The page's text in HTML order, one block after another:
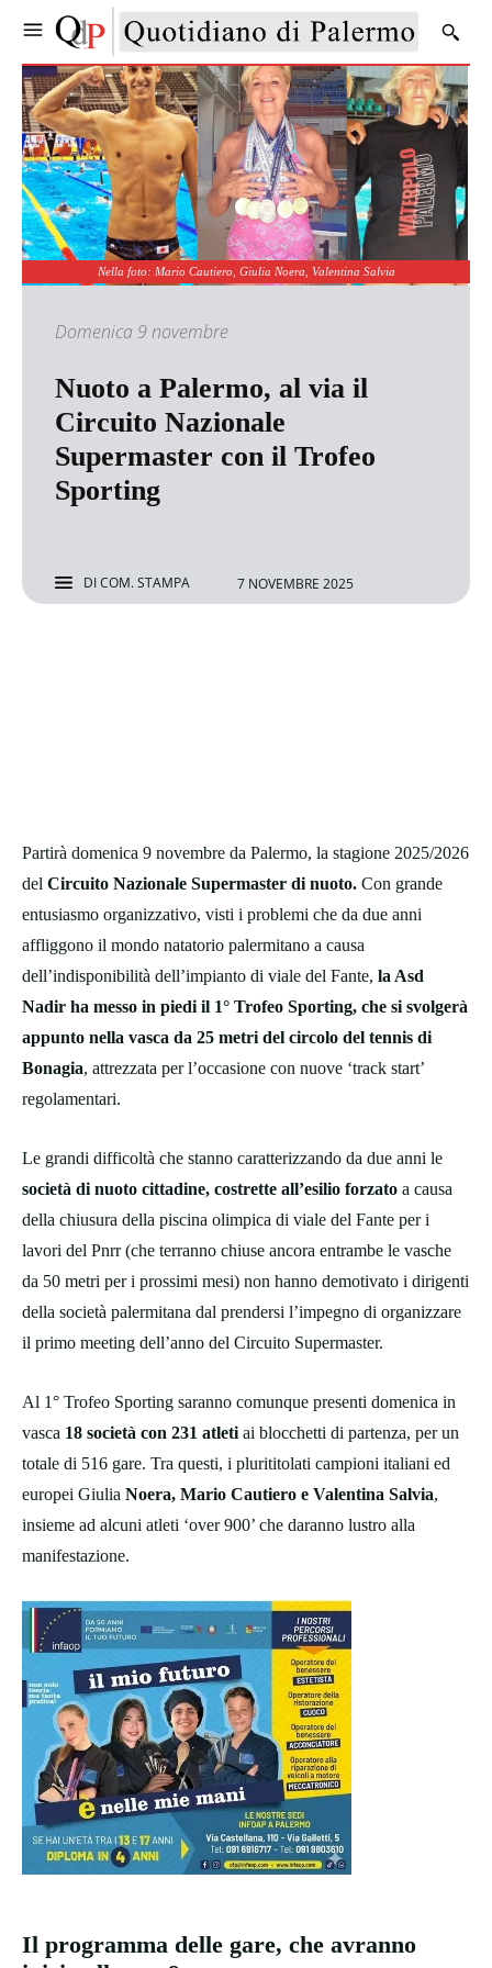
Nella foto: Mario Cautiero, Giulia Noera, Valentina Salvia
Domenica 9 novembre
Nuoto a Palermo, al via il
Circuito Nazionale
Supermaster con il Trofeo
Sporting
DICOM. STAMPA 7 NOVEMBRE 2025
Partirà domenica 9 novembre da Palermo, la stagione 2025/2026
del Circuito Nazionale Supermaster di nuoto. Con grande
entusiasmo organizzativo, visti i problemi che da due anni
affliggono il mondo natatorio palermitano a causa
dell’indisponibilità dell’impianto di viale del Fante, la Asd
Nadir ha messo in piedi il 1° Trofeo Sporting, che si svolgerà
appunto nella vasca da 25 metri del circolo del tennis di
Bonagia, attrezzata per l’occasione con nuove ‘track start’
regolamentari.
Le grandi difficoltà che stanno caratterizzando da due anni le
società di nuoto cittadine, costrette all’esilio forzato a causa
della chiusura della piscina olimpica di viale del Fante per i
lavori del Pnrr (che terranno chiuse ancora entrambe le vasche
da 50 metri per i prossimi mesi) non hanno demotivato i dirigenti
della società palermitana dal prendersi l’impegno di organizzare
il primo meeting dell’anno del Circuito Supermaster.
Al 1° Trofeo Sporting saranno comunque presenti domenica in
vasca 18 società con 231 atleti ai blocchetti di partenza, per un
totale di 516 gare. Tra questi, i plurititolati campioni italiani ed
europei Giulia Noera, Mario Cautiero e Valentina Salvia,
insieme ad alcuni atleti ‘over 900’ che daranno lustro alla
manifestazione.
Il programma delle gare, che avranno